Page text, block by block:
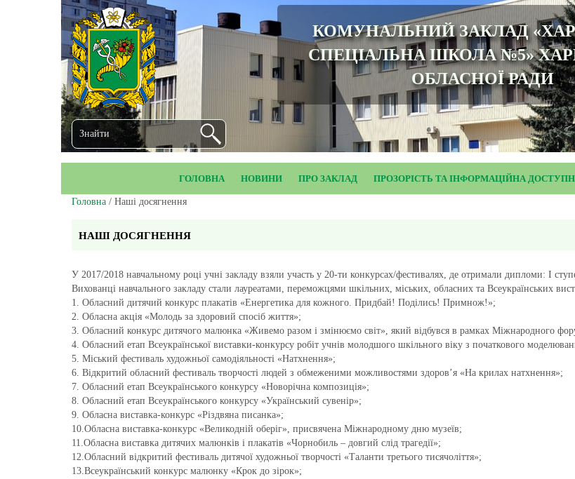
КОМУНАЛЬНИЙ ЗАКЛАД
СПЕЦІАЛЬНА ШКОЛА №5»
ОБЛАСНОЇ РАДИ
ГОЛОВНА НОВИНИ ПРО ЗАКЛАД ПРОЗОРІСТЬ ТА ІНФОРМАЦІЙНА
Головна / Наші досягнення
НАШІ ДОСЯГНЕННЯ
У 2017/2018 навчальному році учні закладу взяли участь у 20-ти конкурсах/фестивалях, де отримали дипломи: І
Вихованці навчального закладу стали лауреатами, переможцями шкільних, міських, обласних та Всеукраїнських
1. Обласний дитячий конкурс плакатів «Енергетика для кожного. Придбай! Поділись! Примнож!»;
2. Обласна акція «Молодь за здоровий спосіб життя»;
3. Обласний конкурс дитячого малюнка «Живемо разом і змінюємо світ», який відбувся в рамках Міжнародного
4. Обласний етап Всеукраїнської виставки-конкурсу робіт учнів молодшого шкільного віку з початкового
5. Міський фестиваль художньої самодіяльності «Натхнення»;
6. Відкритий обласний фестиваль творчості людей з обмеженими можливостями здоров’я «На крилах натхнення»;
7. Обласний етап Всеукраїнського конкурсу «Новорічна композиція»;
8. Обласний етап Всеукраїнського конкурсу «Український сувенір»;
9. Обласна виставка-конкурс «Різдвяна писанка»;
10.Обласна виставка-конкурс «Великодній оберіг», присвячена Міжнародному дню музеїв;
11.Обласна виставка дитячих малюнків і плакатів «Чорнобиль – довгий слід трагедії»;
12.Обласний відкритий фестиваль дитячої художньої творчості «Таланти третього тисячоліття»;
13.Всеукраїнський конкурс малюнку «Крок до зірок»;